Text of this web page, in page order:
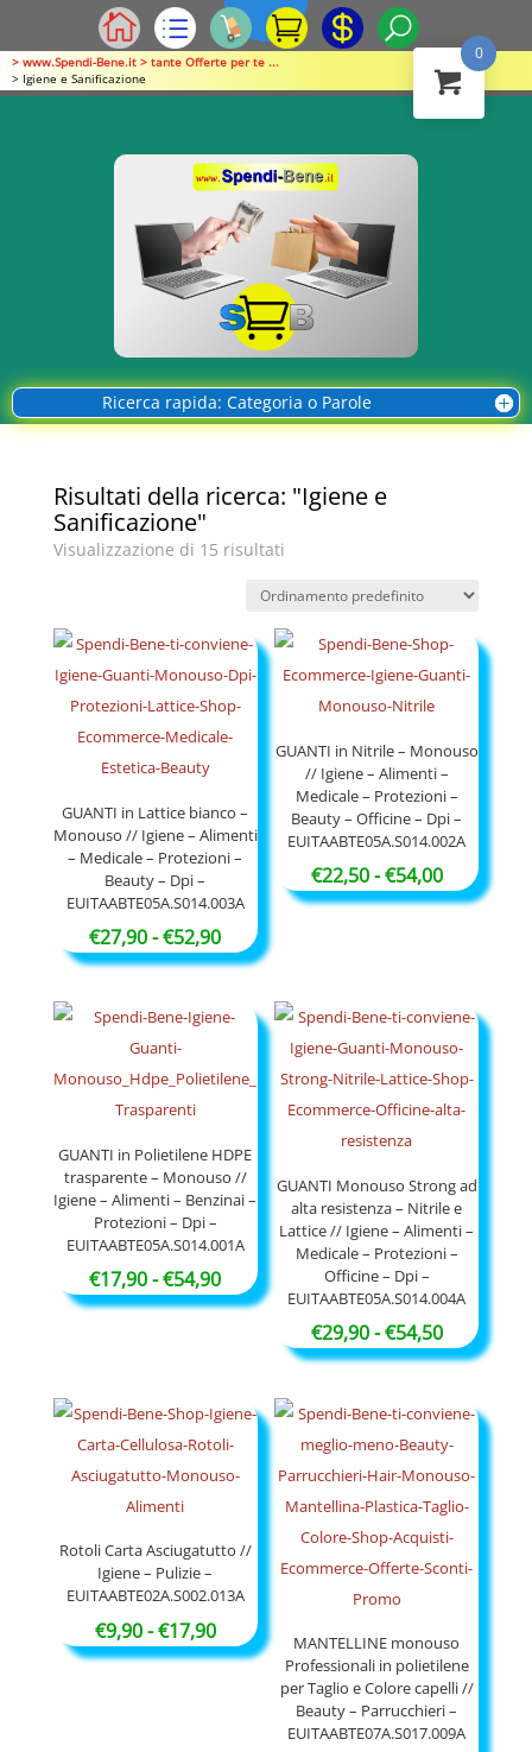
> www.Spendi-Bene.it > tante Offerte per te ...
> Igiene e Sanificazione
Ricerca rapida: Categoria o Parole
Risultati della ricerca: "Igiene e
Sanificazione"
Visualizzazione di 15 risultati
GUANTI in Lattice bianco –
Monouso // Igiene – Alimenti
– Medicale – Protezioni –
Beauty – Dpi –
EUITAABTE05A.S014.003A
€27,90-€52,90Fascia
di
prezzo:
da
a
GUANTI in Nitrile – Monouso
// Igiene – Alimenti –
Medicale – Protezioni –
Beauty – Officine – Dpi –
EUITAABTE05A.S014.002A
€22,50-€54,00Fascia
di
a
€54,00
GUANTI in Polietilene HDPE
trasparente – Monouso //
Igiene – Alimenti – Benzinai –
Protezioni – Dpi –
EUITAABTE05A.S014.001A
€17,90-€54,90Fascia
di
prezzo:
€17,90
a
GUANTI Monouso Strong ad
alta resistenza – Nitrile e
Lattice // Igiene – Alimenti –
Medicale – Protezioni –
Officine – Dpi –
EUITAABTE05A.S014.004A
€29,90-€54,50Fascia
di
da
€29,90
a
€54,50
Rotoli Carta Asciugatutto //
Igiene – Pulizie –
EUITAABTE02A.S002.013A
€9,90-€17,90Fascia
di
MANTELLINE monouso
Professionali in polietilene
per Taglio e Colore capelli //
Beauty – Parrucchieri –
EUITAABTE07A.S017.009A
0